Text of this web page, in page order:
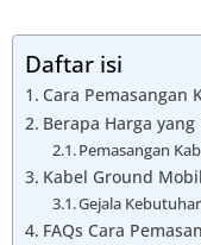
Daftar isi
Cara Pemasangan
Berapa Harga yang
Pemasangan
Kabel Ground Mobil
Gejala
FAQs Cara